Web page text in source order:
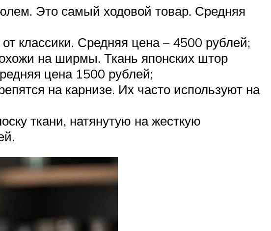
Это самый ходовой товар. Средняя
классики. Средняя цена – 4500 рублей;
на ширмы. Ткань японских штор
цена 1500 рублей;
на карнизе. Их часто используют на
ткани, натянутую на жесткую